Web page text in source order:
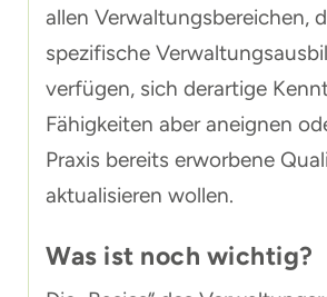
allen Verwaltungsbereichen,
spezifische
verfügen, sich derartige
Fähigkeiten aber aneignen
Praxis bereits erworbene
aktualisieren wollen.
Was ist noch wichtig?